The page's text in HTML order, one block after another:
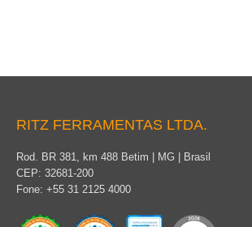
RITZ FERRAMENTAS LTDA.
Rod. BR 381, km 488 Betim | MG | Brasil
CEP: 32681-200
Fone: +55 31 2125 4000